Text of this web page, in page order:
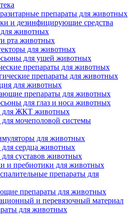
препараты для животных
и дезинфицирующие средства
животных
рта животных
для животных
для ушей животных
препараты для животных
препараты для животных
для животных
препараты для животных
для глаз и носа животных
для ЖКТ животных
мочеполовой системы
для животных
сердца животных
суставов животных
и пребиотики для животных
препараты для
препараты для животных
и перевязочный материал
для животных